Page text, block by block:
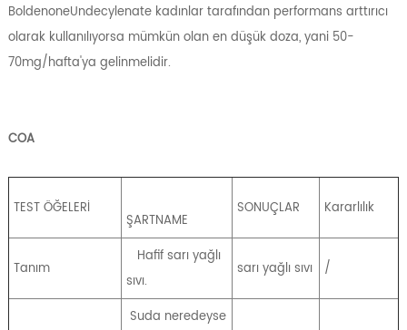
BoldenoneUndecylenate kadınlar tarafından performans arttırıcı
olarak kullanılıyorsa mümkün olan en düşük doza, yani 50-
70mg/hafta'ya gelinmelidir.
COA
TEST ÖĞELERİ
ŞARTNAME
SONUÇLAR Kararlılık
Tanım
Hafif sarı yağlı
sıvı.
sarı yağlı sıvı /
Suda neredeyse